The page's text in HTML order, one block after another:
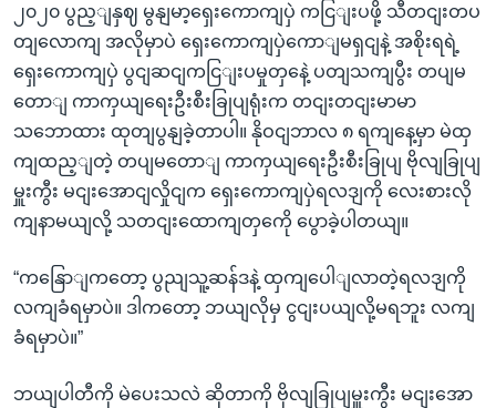
၂၀၂၀ ပွည့ျနှဈ မွနျမာ့ရှေးကောကျပှဲ ကငြျးပဖို့ သီတငျးတပ
တျလောကျ အလိုမှာပဲ ရှေးကောကျပှဲကောျမရှငျနဲ့ အစိုးရရဲ့
ရှေးကောကျပှဲ ပွငျဆငျကငြျးပမှုတှနေဲ့ ပတျသကျပွီး တပျမ
တောျ ကာကှယျရေးဦးစီးခြုပျရုံးက တငျးတငျးမာမာ
သဘောထား ထုတျပွနျခဲ့တာပါ။ နိုဝငျဘာလ ၈ ရကျနေ့မှာ မဲထှ
ကျထည့ျတဲ့ တပျမတောျ ကာကှယျရေးဦးစီးခြုပျ ဗိုလျခြုပျ
မှူးကွီး မငျးအောငျလှိုငျက ရှေးကောကျပှဲရလဒျကို လေးစားလို
ကျနာမယျလို့ သတငျးထောကျတှကေို ပွောခဲ့ပါတယျ။
“ကနြောျကတော့ ပွညျသူ့ဆန်ဒနဲ့ ထှကျပေါျလာတဲ့ရလဒျကို
လကျခံရမှာပဲ။ ဒါကတော့ ဘယျလိုမှ ငွငျးပယျလို့မရဘူး လကျ
ခံရမှာပဲ။”
ဘယျပါတီကို မဲပေးသလဲ ဆိုတာကို ဗိုလျခြုပျမှူးကွီး မငျးအော